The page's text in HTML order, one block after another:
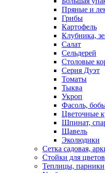
Пряные и
Грибы
Картофель
Клубника,
Салат
Сельдерей
Столовые
Серия Дуэт
Томаты
Тыква
Укроп
Фасоль,
Цветочные
Шпинат,
Щавель
Эколюдики
Сетка садовая,
Стойки для цветов
Теплицы, парники